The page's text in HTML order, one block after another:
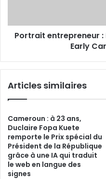
Africa
Portrait entrepreneur :
Early
Articles similaires
Cameroun : à 23 ans,
Duclaire Fopa Kuete
remporte le Prix spécial du
Président de la République
grâce à une IA qui traduit
le web en langue des
signes